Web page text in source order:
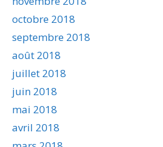
octobre 2018
septembre 2018
août 2018
juillet 2018
juin 2018
mai 2018
avril 2018